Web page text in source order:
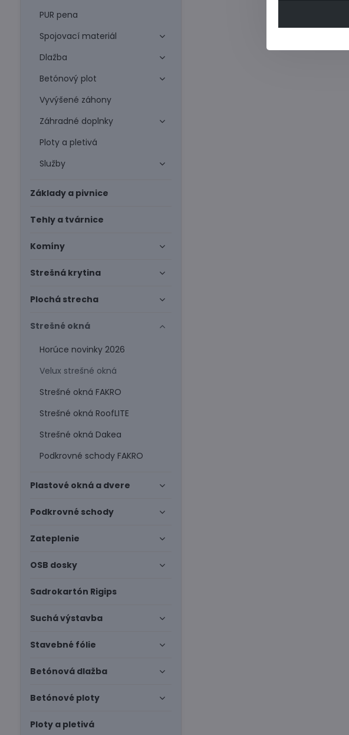
PUR pena
Spojovací materiál
Dlažba
Betónový plot
Vyvýšené záhony
Záhradné doplnky
Ploty a pletivá
Služby
Základy a pivnice
Tehly a tvárnice
Komíny
Strešná krytina
Plochá strecha
Strešné okná
Horúce novinky 2026
Velux strešné okná
Strešné okná FAKRO
Strešné okná RoofLITE
Strešné okná Dakea
Podkrovné schody FAKRO
Plastové okná a dvere
Podkrovné schody
Zateplenie
OSB dosky
Sadrokartón Rigips
Suchá výstavba
Stavebné fólie
Betónová dlažba
Betónové ploty
Ploty a pletivá